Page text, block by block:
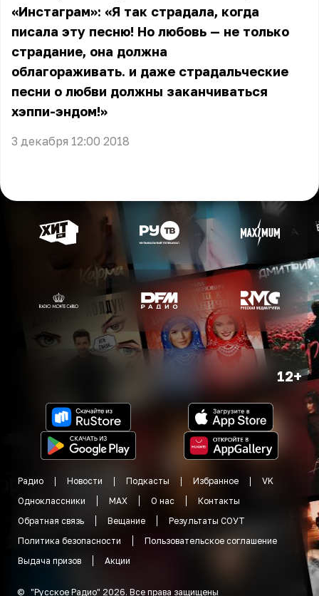
«Инстаграм»: «Я так страдала, когда
писала эту песню! Но любовь — не только
страдание, она должна
облагораживать. и даже страдальческие
песни о любви должны заканчиваться
хэппи-эндом!»
3 декабря 12:00 2018
12+
Радио Новости Подкасты Избранное
VK
Одноклассники
MAX О нас
Контакты
Обратная связь
Вещание
Результаты СОУТ
Политика безопасности
Пользовательское соглашение
Выдача призов
Акции
© "Русское Радио" 2026. Все права защищены